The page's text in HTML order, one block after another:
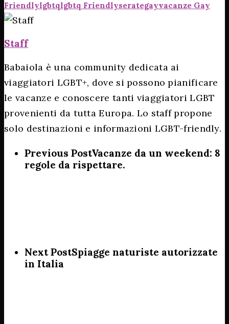
FriendlyLgbtqLgbtq FriendlySerategayVacanze Gay
Staff
Babaiola è una community dedicata ai
viaggiatori LGBT+, dove si possono pianificare
le vacanze e conoscere tanti viaggiatori LGBT
provenienti da tutta Europa. Lo staff propone
solo destinazioni e informazioni LGBT-friendly.
Previous PostVacanze da un weekend: 8
regole da rispettare.
Next PostSpiagge naturiste autorizzate
in Italia